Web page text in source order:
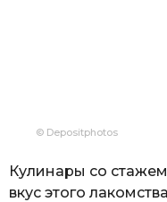
© Depositphotos
Кулинары со
вкус этого